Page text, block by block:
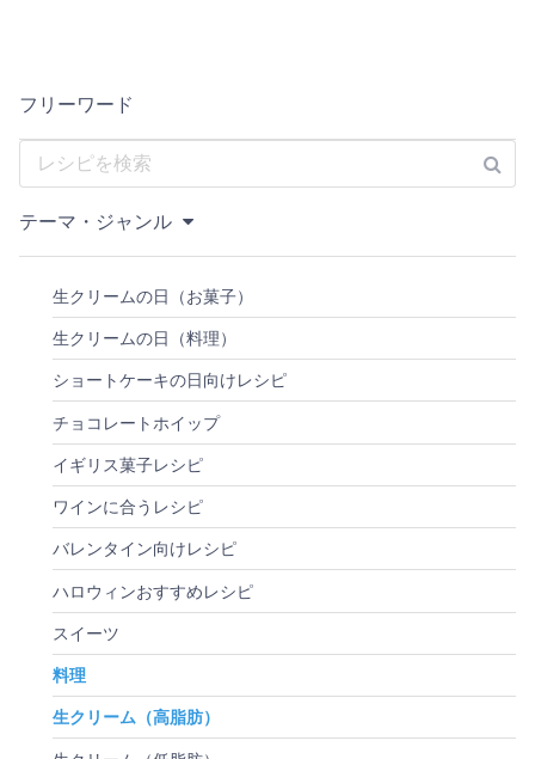
フリーワード
テーマ・ジャンル
生クリームの日（お菓子）
生クリームの日（料理）
ショートケーキの日向けレシピ
チョコレートホイップ
イギリス菓子レシピ
ワインに合うレシピ
バレンタイン向けレシピ
ハロウィンおすすめレシピ
スイーツ
料理
生クリーム（高脂肪）